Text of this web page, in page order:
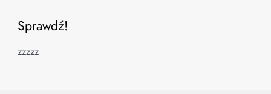
Sprawdź!
zzzzz